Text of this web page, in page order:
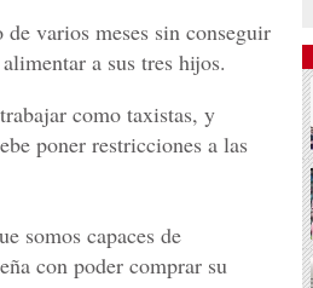
de varios meses sin conseguir
a sus tres hijos.
como taxistas, y
poner restricciones a las
somos capaces de
con poder comprar su